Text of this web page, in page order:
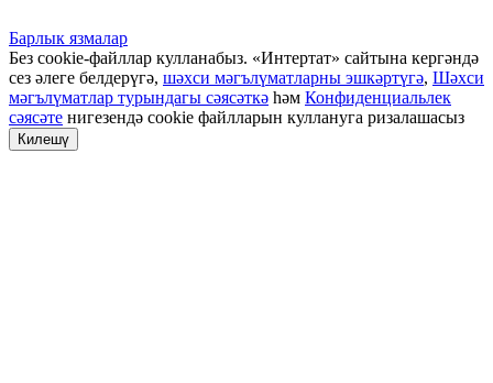
Барлык язмалар
Без cookie-файллар кулланабыз. «Интертат» сайтына кергәндә
сез әлеге белдерүгә, шәхси мәгълүматларны эшкәртүгә, Шәхси
мәгълүматлар турындагы сәясәткә һәм Конфиденциальлек
сәясәте нигезендә cookie файлларын куллануга ризалашасыз
Килешү